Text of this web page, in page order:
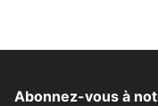
Abonnez-vous à